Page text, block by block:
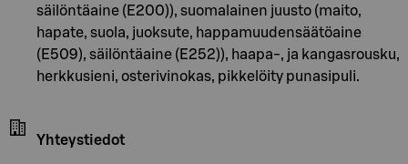
säilöntäaine (E200)), suomalainen juusto (maito,
hapate, suola, juoksute, happamuudensäätöaine
(E509), säilöntäaine (E252)), haapa-, ja kangasrousku,
herkkusieni, osterivinokas, pikkelöity punasipuli.
Yhteystiedot